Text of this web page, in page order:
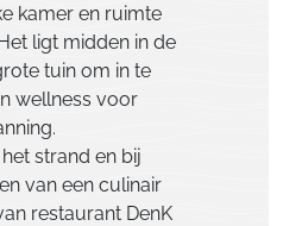
kamer en ruimte
ligt midden in de
tuin om in te
wellness voor
strand en bij
van een culinair
restaurant DenK